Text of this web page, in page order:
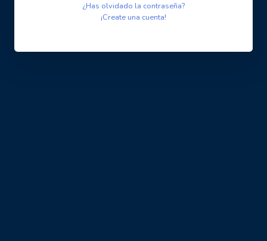
¿Has olvidado la contraseña?
¡Create una cuenta!